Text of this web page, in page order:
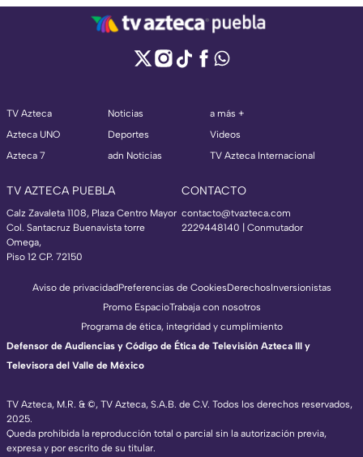
TV Azteca
Azteca UNO
Azteca 7
Noticias
Deportes
adn Noticias
a más +
Videos
TV Azteca Internacional
TV AZTECA PUEBLA
Calz Zavaleta 1108, Plaza Centro Mayor
Col. Santacruz Buenavista torre
Omega,
Piso 12 CP. 72150
CONTACTO
contacto@tvazteca.com
2229448140 | Conmutador
TV Azteca, M.R. & ©, TV Azteca, S.A.B. de C.V. Todos los derechos reservados,
2025.
Queda prohibida la reproducción total o parcial sin la autorización previa,
expresa y por escrito de su titular.
Aviso de privacidadPreferencias de CookiesDerechosInversionistas
Promo EspacioTrabaja con nosotros
Programa de ética, integridad y cumplimiento
Defensor de Audiencias y Código de Ética de Televisión Azteca III y
Televisora del Valle de México